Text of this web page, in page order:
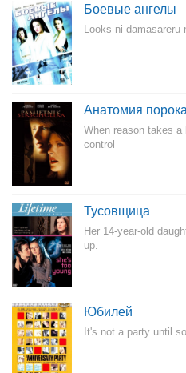
Боевые ангелы
Looks ni damasareru
Анатомия порока
When reason takes
control
Тусовщица
Her 14-year-old
up.
Юбилей
It's not a party until